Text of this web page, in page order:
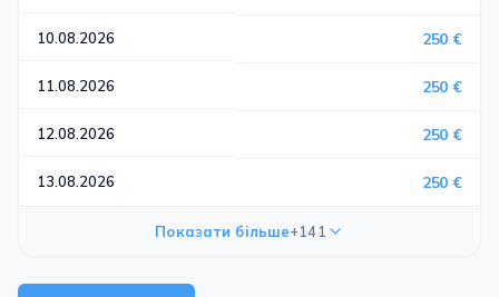
10.08.2026 250 €
11.08.2026 250 €
12.08.2026 250 €
13.08.2026 250 €
Показати більше+141